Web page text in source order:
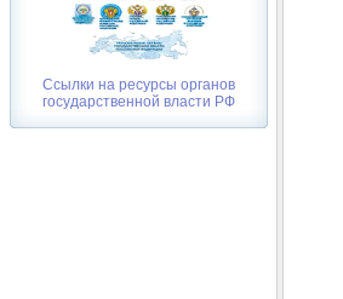
Ссылки на ресурсы органов
государственной власти РФ